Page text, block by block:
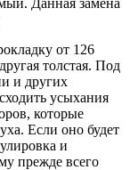
от 126
толстая. Под
и других
усыхания
которые
Если оно будет
и
прежде всего